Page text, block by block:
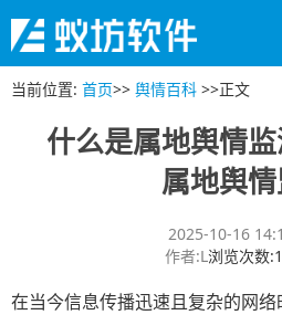
当前位置: 首页>> 舆情百科 >>正文
什么是属地舆情
属地舆
2025-10-16
作者:L浏览次数:
在当今信息传播迅速且复杂的网络